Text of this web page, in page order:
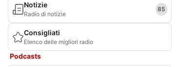
Notizie
Radio di notizie
85
Consigliati
Elenco delle migliori radio
Podcasts